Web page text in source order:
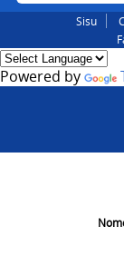
Sisu
Powered by